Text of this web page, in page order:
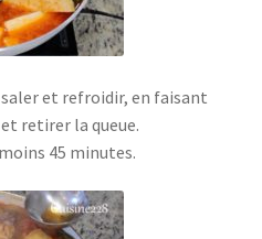
et refroidir, en faisant
retirer la queue.
45 minutes.